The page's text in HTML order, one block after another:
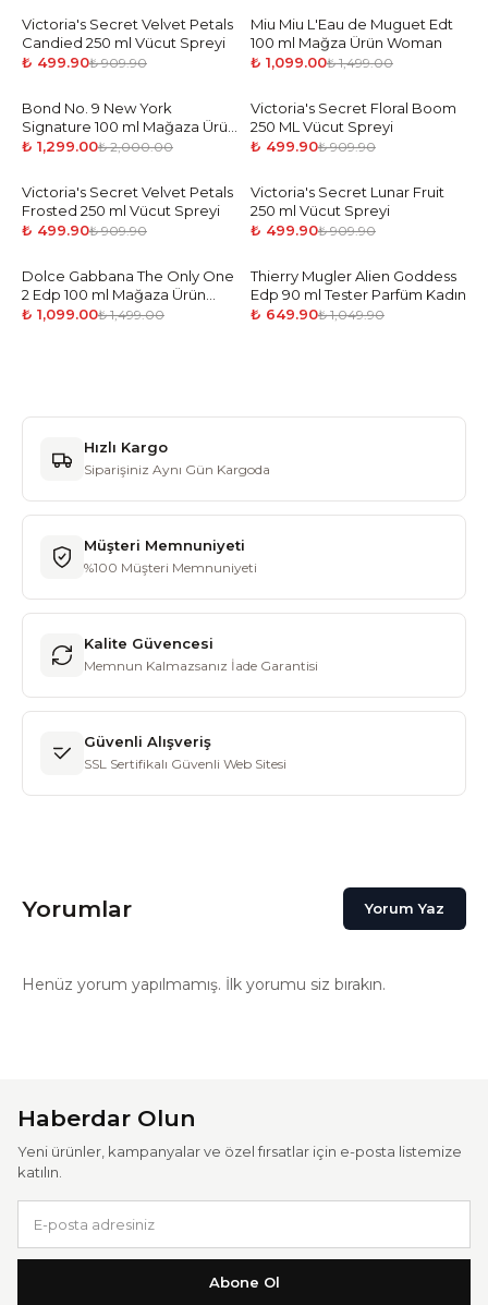
-45%
Victoria's Secret Velvet Petals
Candied 250 ml Vücut Spreyi
₺ 499.90₺ 909.90
-27%
Miu Miu L'Eau de Muguet Edt
100 ml Mağza Ürün Woman
₺ 1,099.00₺ 1,499.00
-35 %
Bond No. 9 New York
Signature 100 ml Mağaza Ürün
Unisex
₺ 1,299.00₺ 2,000.00
-45%
Victoria's Secret Floral Boom
250 ML Vücut Spreyi
₺ 499.90₺ 909.90
-45%
Victoria's Secret Velvet Petals
Frosted 250 ml Vücut Spreyi
₺ 499.90₺ 909.90
-45%
Victoria's Secret Lunar Fruit
250 ml Vücut Spreyi
₺ 499.90₺ 909.90
-27%
Dolce Gabbana The Only One
2 Edp 100 ml Mağaza Ürün
Woman
₺ 1,099.00₺ 1,499.00
-38%
Thierry Mugler Alien Goddess
Edp 90 ml Tester Parfüm Kadın
₺ 649.90₺ 1,049.90
Hızlı Kargo
Siparişiniz Aynı Gün Kargoda
Müşteri Memnuniyeti
%100 Müşteri Memnuniyeti
Kalite Güvencesi
Memnun Kalmazsanız İade Garantisi
Güvenli Alışveriş
SSL Sertifikalı Güvenli Web Sitesi
Yorumlar Yorum Yaz
Henüz yorum yapılmamış. İlk yorumu siz bırakın.
Haberdar Olun
Yeni ürünler, kampanyalar ve özel fırsatlar için e-posta listemize
katılın.
Abone Ol